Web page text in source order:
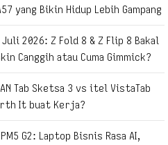
yang Bikin Hidup Lebih Gampang
2026: Z Fold 8 & Z Flip 8 Bakal
Canggih atau Cuma Gimmick?
Tab Sketsa 3 vs itel VistaTab
It buat Kerja?
G2: Laptop Bisnis Rasa AI,